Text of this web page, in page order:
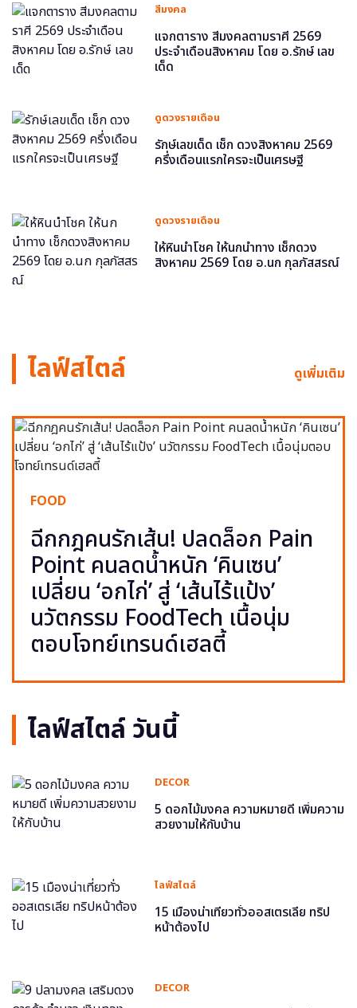
สีมงคล
แจกตาราง สีมงคลตามราศี 2569
ประจำเดือนสิงหาคม โดย อ.รักษ์ เลข
เด็ด
ดูดวงรายเดือน
รักษ์เลขเด็ด เช็ก ดวงสิงหาคม 2569
ครึ่งเดือนแรกใครจะเป็นเศรษฐี
ดูดวงรายเดือน
ให้หินนำโชค ให้นกนำทาง เช็กดวง
สิงหาคม 2569 โดย อ.นก กุลภัสสรณ์
ไลฟ์สไตล์ ดูเพิ่มเติม
FOOD
ฉีกกฎคนรักเส้น! ปลดล็อก Pain
Point คนลดน้ำหนัก ‘คินเซน’
เปลี่ยน ‘อกไก่’ สู่ ‘เส้นไร้แป้ง’
นวัตกรรม FoodTech เนื้อนุ่ม
ตอบโจทย์เทรนด์เฮลตี้
ไลฟ์สไตล์ วันนี้
DECOR
5 ดอกไม้มงคล ความหมายดี เพิ่มความ
สวยงามให้กับบ้าน
ไลฟ์สไตล์
15 เมืองน่าเที่ยวทั่วออสเตรเลีย ทริป
หน้าต้องไป
DECOR